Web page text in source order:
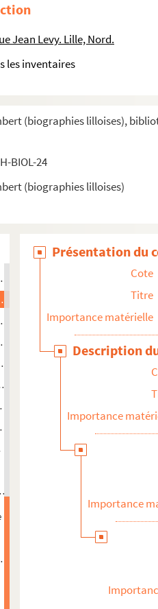
Jean Levy. Lille, Nord.
les inventaires
(biographies lilloises),
BIOL-24
(biographies lilloises)
conseiller municipal
Henri Louis, notable
né Alexis Baullé, prêtre
des requettes à la chambre des
d'écriture
entrepreneur et famille
Présentation du
Cote
Titre
Importance matérielle
Description
Importance
Importance